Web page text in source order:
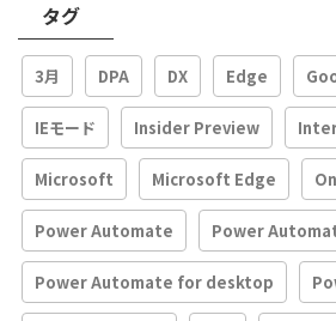
タグ
3月 DPA DX Edge
IEモード Insider Preview
Microsoft Microsoft Edge
Power Automate Power
Power Automate for desktop